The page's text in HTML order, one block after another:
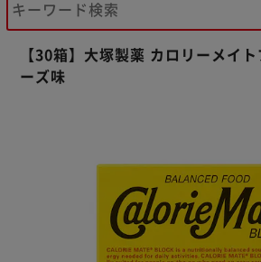
【30箱】大塚製薬 カロリーメイ
ーズ味
※ご確認ください